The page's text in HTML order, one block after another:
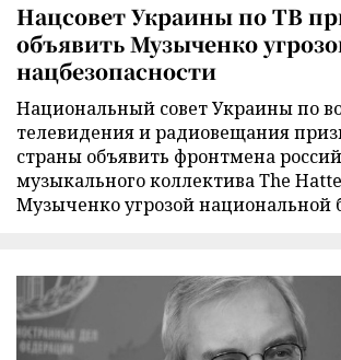
Нацсовет Украины по ТВ
объявить Музыченко
нацбезопасности
Национальный совет Украины по
телевидения и радиовещания
страны объявить фронтмена
музыкального коллектива The
Музыченко угрозой национальной